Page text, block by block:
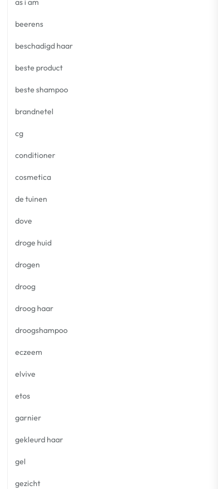
as i am
beerens
beschadigd haar
beste product
beste shampoo
brandnetel
cg
conditioner
cosmetica
de tuinen
dove
droge huid
drogen
droog
droog haar
droogshampoo
eczeem
elvive
etos
garnier
gekleurd haar
gel
gezicht